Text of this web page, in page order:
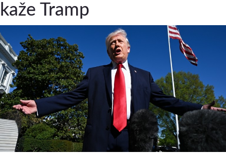
kaže Tramp